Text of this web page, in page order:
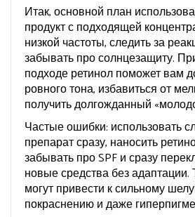
Итак, основной план
продукт с подходящей
низкой частоты, следить за
забывать про солнцезащиту.
подходе ретинол поможет вам
ровного тона, избавиться от
получить долгожданный
Частые ошибки: использовать
препарат сразу, наносить
забывать про SPF и сразу
новые средства без
могут привести к сильному
покраснению и даже